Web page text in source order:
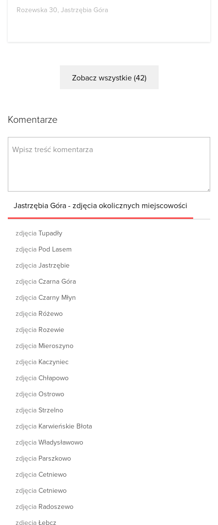
Rozewska 30, Jastrzębia Góra
Zobacz wszystkie (42)
Komentarze
Jastrzębia Góra - zdjęcia okolicznych miejscowości
zdjęcia Tupadły
zdjęcia Pod Lasem
zdjęcia Jastrzębie
zdjęcia Czarna Góra
zdjęcia Czarny Młyn
zdjęcia Różewo
zdjęcia Rozewie
zdjęcia Mieroszyno
zdjęcia Kaczyniec
zdjęcia Chłapowo
zdjęcia Ostrowo
zdjęcia Strzelno
zdjęcia Karwieńskie Błota
zdjęcia Władysławowo
zdjęcia Parszkowo
zdjęcia Cetniewo
zdjęcia Cetniewo
zdjęcia Radoszewo
zdjęcia Łebcz